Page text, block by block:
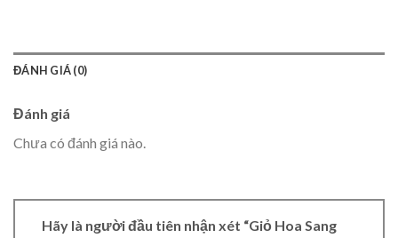
ĐÁNH GIÁ (0)
Đánh giá
Chưa có đánh giá nào.
Hãy là người đầu tiên nhận xét “Giỏ Hoa Sang